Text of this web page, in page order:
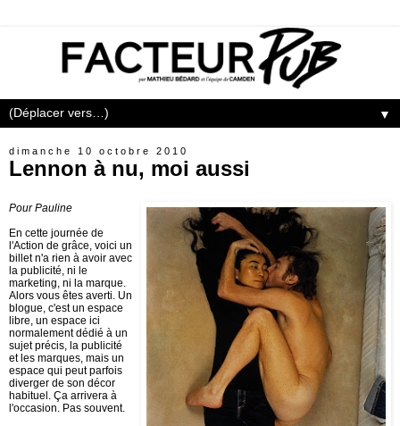
▼
dimanche 10 octobre 2010
Lennon à nu, moi aussi
Pour Pauline
En cette journée de
l'Action de grâce, voici un
billet n'a rien à avoir avec
la publicité, ni le
marketing, ni la marque.
Alors vous êtes averti. Un
blogue, c'est un espace
libre, un espace ici
normalement dédié à un
sujet précis, la publicité
et les marques, mais un
espace qui peut parfois
diverger de son décor
habituel. Ça arrivera à
l'occasion. Pas souvent.